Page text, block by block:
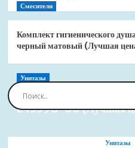
Смесители
Комплект гигиенического
черный матовый (Лучшая
Унитазы
Сиденье для унитаза
E4359G-00 (Лучшая
Унитазы